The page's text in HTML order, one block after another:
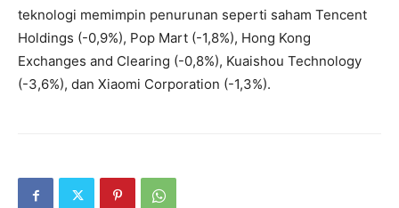
teknologi memimpin penurunan seperti saham Tencent
Holdings (-0,9%), Pop Mart (-1,8%), Hong Kong
Exchanges and Clearing (-0,8%), Kuaishou Technology
(-3,6%), dan Xiaomi Corporation (-1,3%).